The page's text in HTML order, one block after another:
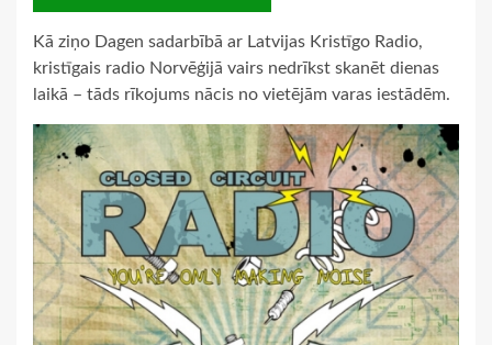
Kā ziņo Dagen sadarbībā ar Latvijas Kristīgo Radio,
kristīgais radio Norvēģijā vairs nedrīkst skanēt dienas
laikā – tāds rīkojums nācis no vietējām varas iestādēm.